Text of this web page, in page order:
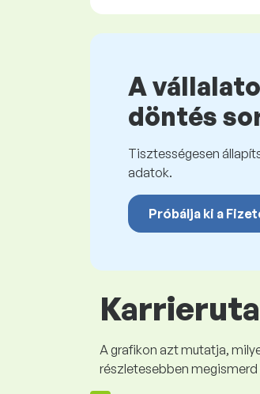
A
döntés
Tisztességesen
adatok.
Próbálja ki a
A grafikon azt mutatja,
részletesebben